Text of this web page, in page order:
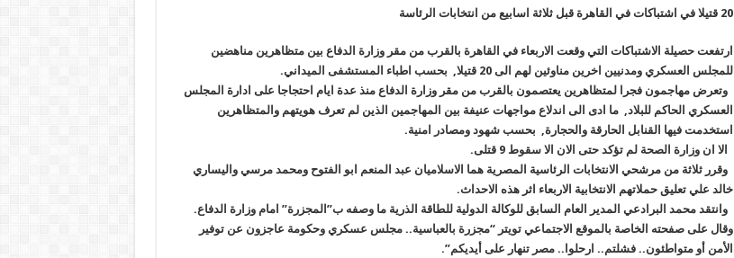
20 قتيلا في اشتباكات في القاهرة قبل ثلاثة اسابيع من انتخابات الرئاسة
ارتفعت حصيلة الاشتباكات التي وقعت الاربعاء في القاهرة بالقرب من مقر وزارة الدفاع بين متظاهرين مناهضين
للمجلس العسكري ومدنيين اخرين مناوئين لهم الى 20 قتيلا, بحسب اطباء المستشفى الميداني.
وتعرض مهاجمون فجرا لمتظاهرين يعتصمون بالقرب من مقر وزارة الدفاع منذ عدة ايام احتجاجا على ادارة المجلس
العسكري الحاكم للبلاد, ما ادى الى اندلاع مواجهات عنيفة بين المهاجمين الذين لم تعرف هويتهم والمتظاهرين
استخدمت فيها القنابل الحارقة والحجارة, بحسب شهود ومصادر امنية.
الا ان وزارة الصحة لم تؤكد حتى الان الا سقوط 9 قتلى.
وقرر ثلاثة من مرشحي الانتخابات الرئاسية المصرية هما الاسلاميان عبد المنعم ابو الفتوح ومحمد مرسي واليساري
خالد علي تعليق حملاتهم الانتخابية الاربعاء اثر هذه الاحداث.
وانتقد محمد البرادعي المدير العام السابق للوكالة الدولية للطاقة الذرية ما وصفه ب”المجزرة” امام وزارة الدفاع.
وقال على صفحته الخاصة بالموقع الاجتماعي تويتر “مجزرة بالعباسية.. مجلس عسكري وحكومة عاجزون عن توفير
الأمن أو متواطئون.. فشلتم.. ارحلوا.. مصر تنهار على أيديكم”.